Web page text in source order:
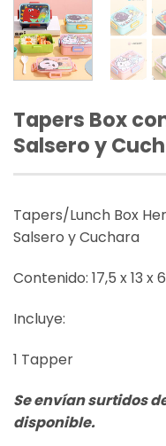
Tapers Box
Salsero y
Tapers/Lunch Box
Salsero y Cuchara
Contenido: 17,5 x 13 x
Incluye:
1 Tapper
Se envían surtidos
disponible.